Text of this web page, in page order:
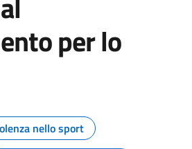
per lo
della pagina
nello sport